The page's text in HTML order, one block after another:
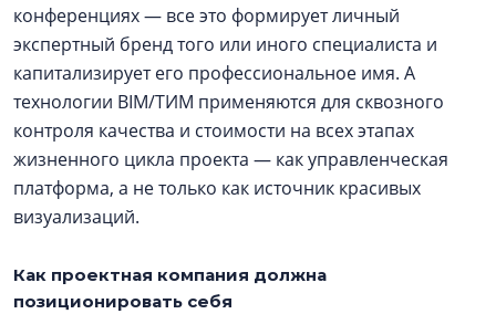
конференциях — все это формирует личный
экспертный бренд того или иного специалиста и
капитализирует его профессиональное имя. А
технологии BIM/ТИМ применяются для сквозного
контроля качества и стоимости на всех этапах
жизненного цикла проекта — как управленческая
платформа, а не только как источник красивых
визуализаций.
Как проектная компания должна
позиционировать себя